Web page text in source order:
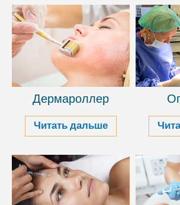
Дермароллер
Читать дальше